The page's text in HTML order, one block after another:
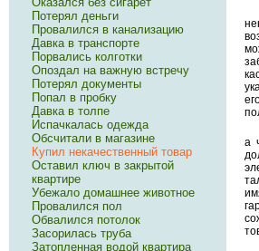
а
Потерял деньги
Провалился в канализацию
Давка в транспорте
Порвались колготки
Опоздал на важную встречу
Потерял документы
Попал в пробку
Давка в толпе
Испачкалась одежда
Обсчитали в магазине
Купил некачественный товар
Оставил ключ в закрытой
квартире
Убежало домашнее животное
Провалился пол
Обвалился потолок
Засорилась труба
Затопленная водой квартира